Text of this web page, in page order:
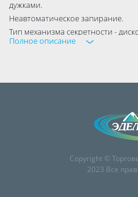
дужками.
Неавтоматическое запирание.
Тип механизма секретности -
Упаковка: коробка с подвесом
Тип механизма секретности
Материал изделия алюминий
Полное описание
Copyright ©
2023 Все